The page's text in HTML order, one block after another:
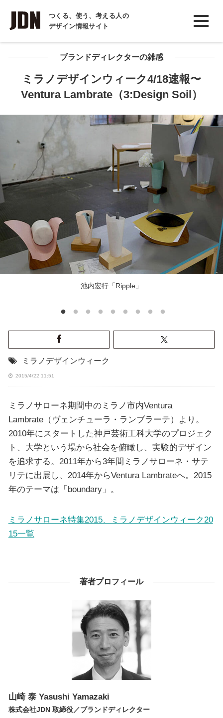
つくる、使う、考える人の
デザイン情報サイト
INTERVIEW
インタビュー
REPORT
COLUMN
ブランドディレクターの雑感
ミラノデザインウィーク4/18速報〜
Ventura Lambrate（3:Design Soil）
池内宏行「Ripple」
ミラノデザインウィーク
2015/4/22 11:51
ミラノサローネ期間中のミラノ市内Ventura
Lambrate（ヴェンチューラ・ランブラーテ）より。
2010年にスタートした神戸芸術工科大学のプロジェク
ト、大学という場から社会を俯瞰し、実験的デザイン
を追求する。2011年から3年間ミラノサローネ・サテ
リテに出展し、2014年からVentura Lambrateへ。2015
年のテーマは「boundary」。
ミラノサローネ特集2015、ミラノデザインウィーク20
15一覧
著者プロフィール
山崎 泰 Yasushi Yamazaki
株式会社JDN 取締役／ブランドディレクター